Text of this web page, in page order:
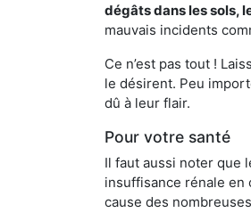
dégâts dans les sols,
mauvais incidents
Ce n’est pas tout !
le désirent. Peu
dû à leur flair.
Pour votre santé
Il faut aussi noter que
insuffisance rénale en
cause des